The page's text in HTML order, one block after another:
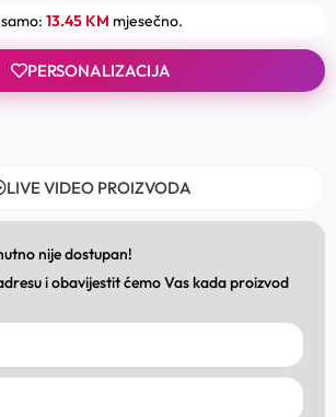
13.45 KM mjesečno.
PERSONALIZACIJA
LIVE VIDEO PROIZVODA
nije dostupan!
i obavijestit ćemo Vas kada proizvod